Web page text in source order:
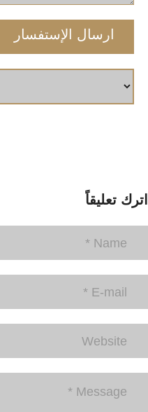
ارسال الإستفسار
اترك تعليقاً